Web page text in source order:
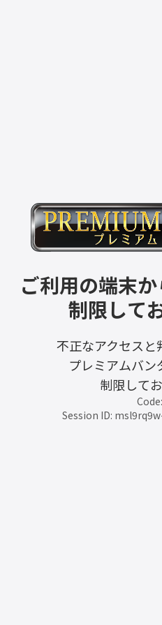
ご利用の端末
制限して
不正なアクセスと
プレミアムバン
制限して
Session ID: